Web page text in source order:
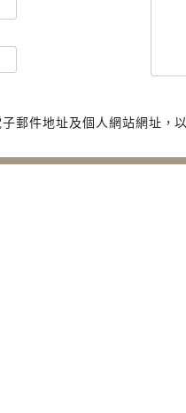
郵件地址及個人網站網址，